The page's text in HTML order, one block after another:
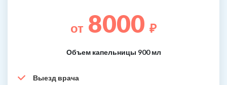
от 8000 ₽
Объем капельницы 900 мл
Выезд врача